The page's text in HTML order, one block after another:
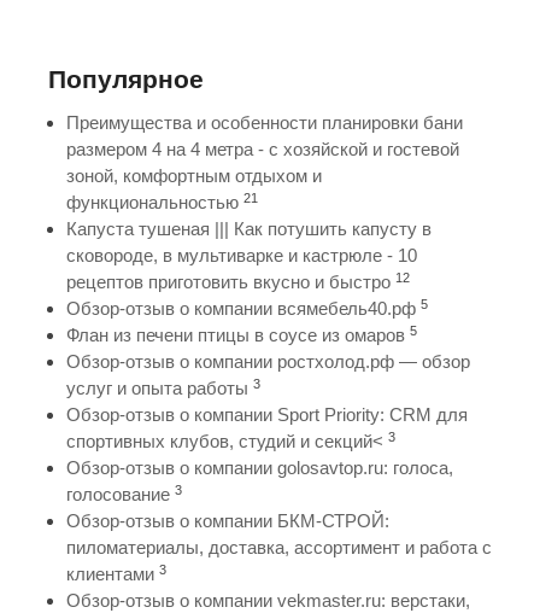
Популярное
Преимущества и особенности планировки бани
размером 4 на 4 метра - с хозяйской и гостевой
зоной, комфортным отдыхом и
функциональностью 21
Капуста тушеная ||| Как потушить капусту в
сковороде, в мультиварке и кастрюле - 10
рецептов приготовить вкусно и быстро 12
Обзор-отзыв о компании всямебель40.рф 5
Флан из печени птицы в соусе из омаров 5
Обзор-отзыв о компании ростхолод.рф — обзор
услуг и опыта работы 3
Обзор-отзыв о компании Sport Priority: CRM для
спортивных клубов, студий и секций< 3
Обзор-отзыв о компании golosavtop.ru: голоса,
голосование 3
Обзор-отзыв о компании БКМ-СТРОЙ:
пиломатериалы, доставка, ассортимент и работа с
клиентами 3
Обзор-отзыв о компании vekmaster.ru: верстаки,